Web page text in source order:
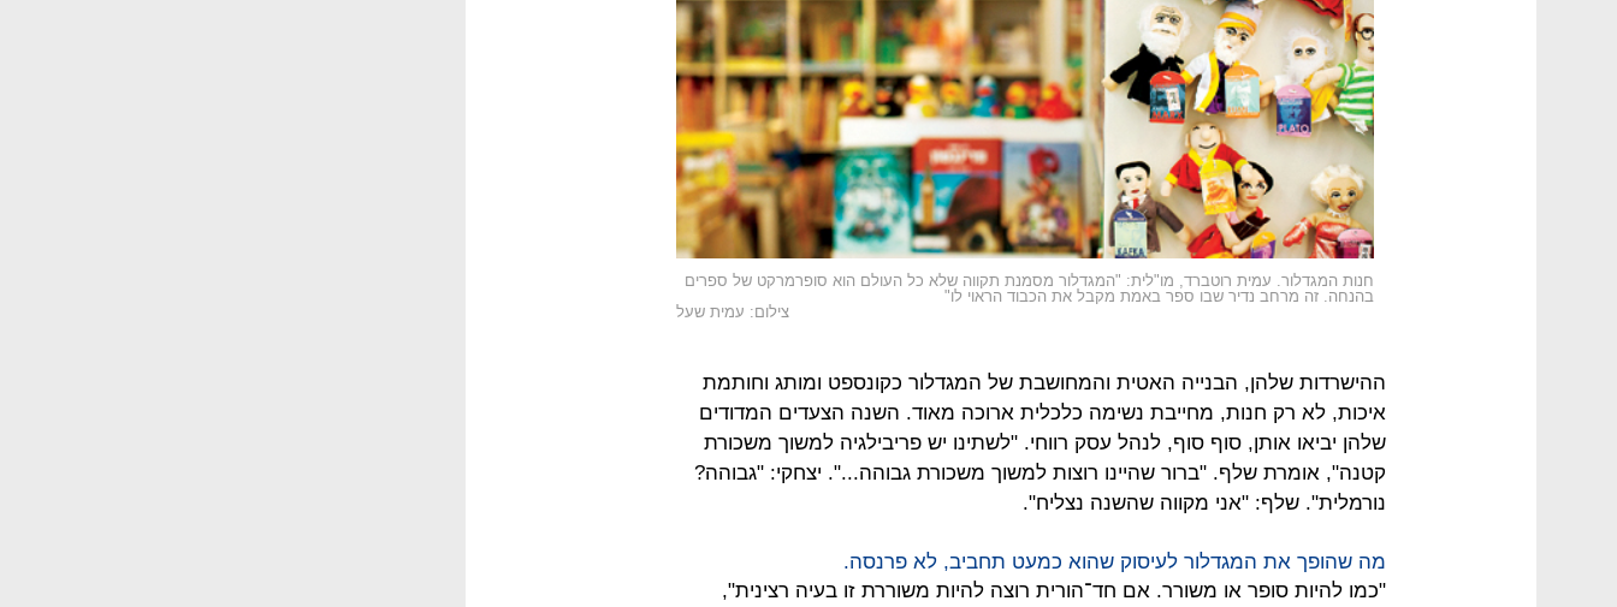
חנות המגדלור. עמית רוטברד, מו"לית: "המגדלור מסמנת תקווה שלא כל העולם הוא סופרמרקט של ספרים
בהנחה. זה מרחב נדיר שבו ספר באמת מקבל את הכבוד הראוי לו"
צילום: עמית שעל
ההישרדות שלהן, הבנייה האטית והמחושבת של המגדלור כקונספט ומותג וחותמת
איכות, לא רק חנות, מחייבת נשימה כלכלית ארוכה מאוד. השנה הצעדים המדודים
שלהן יביאו אותן, סוף סוף, לנהל עסק רווחי. "לשתינו יש פריבילגיה למשוך משכורת
קטנה", אומרת שלף. "ברור שהיינו רוצות למשוך משכורת גבוהה...". יצחקי: "גבוהה?
נורמלית". שלף: "אני מקווה שהשנה נצליח".
מה שהופך את המגדלור לעיסוק שהוא כמעט תחביב, לא פרנסה.
"כמו להיות סופר או משורר. אם חד־הורית רוצה להיות משוררת זו בעיה רצינית",